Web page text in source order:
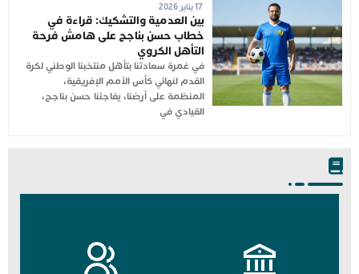
17 يناير 2026
بين العدمية والتشكيك: قراءة في
خطاب حسن بناجح على هامش فرحة
التأهل الكروي
في غمرة سعادتنا بتأهل منتخبنا الوطني لكرة
القدم لنهائي كأس الأمم الإفريقية،
المنظمة على أرضنا، يفاجئنا حسن بناجح،
القيادي في